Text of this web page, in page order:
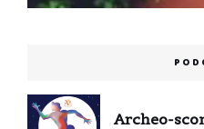
Archeo-